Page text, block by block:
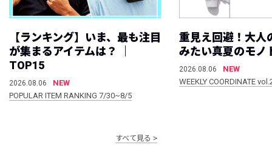
【ランキング】いま、最も注目
が集まるアイテムは？ ｜
TOP15
2026.08.06
NEW
POPULAR ITEM RANKING 7/30~8/5
重見え回避！大人
みたい真夏のモノ
2026.08.06
NEW
WEEKLY COORDINATE
すべて見る